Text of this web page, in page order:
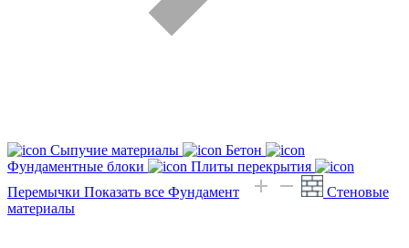
Сыпучие материалы
Бетон
Фундаментные блоки
Плиты перекрытия
Перемычки Показать все Фундамент
Стеновые
материалы